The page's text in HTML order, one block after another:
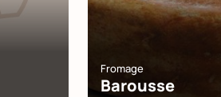
Fromage
Barousse